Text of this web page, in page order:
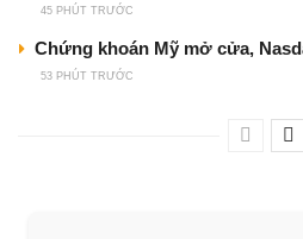
45 PHÚT TRƯỚC
Chứng khoán Mỹ mở cửa,
53 PHÚT TRƯỚC